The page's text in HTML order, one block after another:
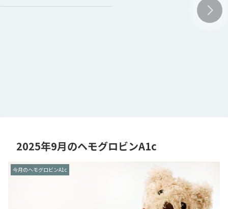
2025年9月のヘモグロビンA1c
今月のヘモグロビンA1c